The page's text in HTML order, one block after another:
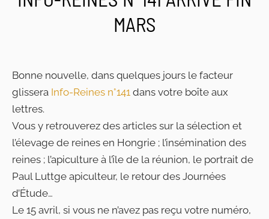
MARS
Bonne nouvelle, dans quelques jours le facteur
glissera Info-Reines n°141 dans votre boîte aux
lettres.
Vous y retrouverez des articles sur la sélection et
l’élevage de reines en Hongrie ; l’insémination des
reines ; l’apiculture à l’île de la réunion, le portrait de
Paul Luttge apiculteur, le retour des Journées
d’Étude…
Le 15 avril, si vous ne n’avez pas reçu votre numéro,